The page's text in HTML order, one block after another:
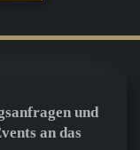
und
an das